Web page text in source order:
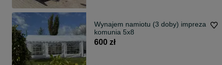
Wynajem namiotu (3 doby) impreza
komunia 5x8
600 zł